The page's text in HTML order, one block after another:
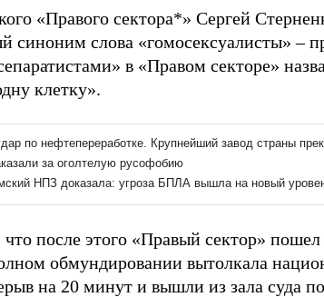
«Правого сектора*» Сергей
синоним слова «гомосексуалисты» –
в «Правом секторе»
клетку».
после этого «Правый сектор»
обмундировании вытолкала
на 20 минут и вышли из зала суда